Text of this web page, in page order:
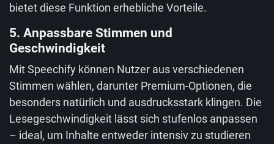
bietet diese Funktion erhebliche Vorteile.
5. Anpassbare Stimmen und
Geschwindigkeit
Mit Speechify können Nutzer aus verschiedenen
Stimmen wählen, darunter Premium-Optionen, die
besonders natürlich und ausdrucksstark klingen. Die
Lesegeschwindigkeit lässt sich stufenlos anpassen
– ideal, um Inhalte entweder intensiv zu studieren